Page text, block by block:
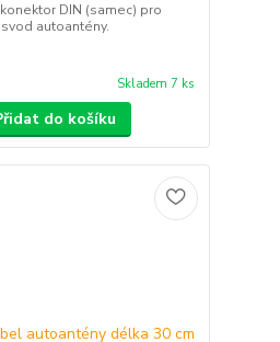
DIN (samec) pro
autoantény.
Skladem 7 ks
do košíku